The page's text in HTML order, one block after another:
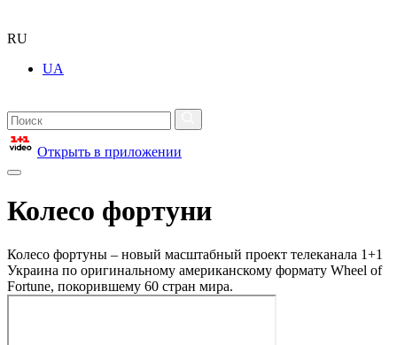
RU
UA
Открыть в приложении
Колесо фортуни
Колесо фортуны – новый масштабный проект телеканала 1+1
Украина по оригинальному американскому формату Wheel of
Fortune, покорившему 60 стран мира.